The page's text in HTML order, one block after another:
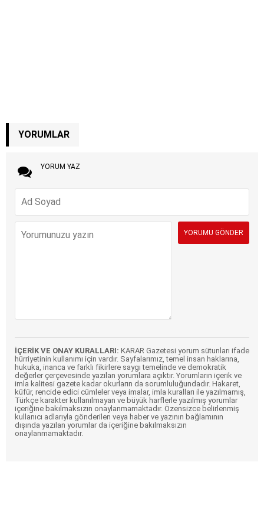
YORUMLAR
YORUM YAZ
İÇERİK VE ONAY KURALLARI: KARAR Gazetesi yorum sütunları ifade
hürriyetinin kullanımı için vardır. Sayfalarımız, temel insan haklarına,
hukuka, inanca ve farklı fikirlere saygı temelinde ve demokratik
değerler çerçevesinde yazılan yorumlara açıktır. Yorumların içerik ve
imla kalitesi gazete kadar okurların da sorumluluğundadır. Hakaret,
küfür, rencide edici cümleler veya imalar, imla kuralları ile yazılmamış,
Türkçe karakter kullanılmayan ve büyük harflerle yazılmış yorumlar
içeriğine bakılmaksızın onaylanmamaktadır. Özensizce belirlenmiş
kullanıcı adlarıyla gönderilen veya haber ve yazının bağlamının
dışında yazılan yorumlar da içeriğine bakılmaksızın
onaylanmamaktadır.